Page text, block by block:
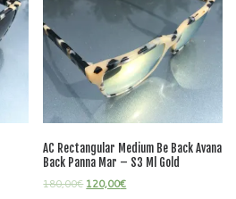
AC Rectangular Medium Be Back Avana
Back Panna Mar – S3 Ml Gold
180,00€ 120,00€